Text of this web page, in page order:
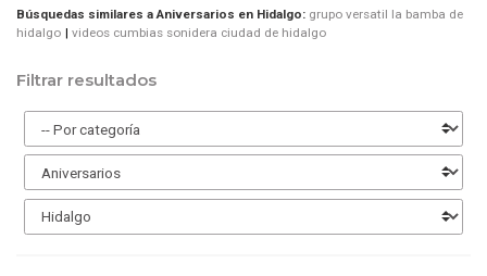
Búsquedas similares a Aniversarios en Hidalgo: grupo versatil la bamba de
hidalgo
videos cumbias sonidera ciudad de hidalgo
Filtrar resultados